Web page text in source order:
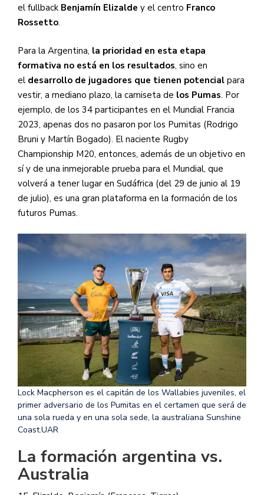
el fullback Benjamín Elizalde y el centro Franco
Rossetto.
Para la Argentina, la prioridad en esta etapa
formativa no está en los resultados, sino en
el desarrollo de jugadores que tienen potencial para
vestir, a mediano plazo, la camiseta de los Pumas. Por
ejemplo, de los 34 participantes en el Mundial Francia
2023, apenas dos no pasaron por los Pumitas (Rodrigo
Bruni y Martín Bogado). El naciente Rugby
Championship M20, entonces, además de un objetivo en
sí y de una inmejorable prueba para el Mundial, que
volverá a tener lugar en Sudáfrica (del 29 de junio al 19
de julio), es una gran plataforma en la formación de los
futuros Pumas.
Lock Macpherson es el capitán de los Wallabies juveniles, el
primer adversario de los Pumitas en el certamen que será de
una sola rueda y en una sola sede, la australiana Sunshine
Coast.UAR
La formación argentina vs.
Australia